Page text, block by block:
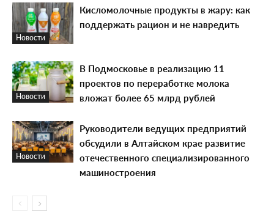
Новости
Кисломолочные продукты в жару: как
поддержать рацион и не навредить
Новости
В Подмосковье в реализацию 11
проектов по переработке молока
вложат более 65 млрд рублей
Новости
Руководители ведущих предприятий
обсудили в Алтайском крае развитие
отечественного специализированного
машиностроения